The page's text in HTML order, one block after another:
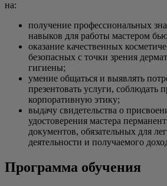
на:
получение профессиональных
навыков для работы мастером
оказание качественных
безопасных с точки зрения
гигиены;
умение общаться и выявлять
презентовать услуги, соблюдать
корпоративную этику;
выдачу свидетельства о
удостоверения мастера
документов, обязательных для
деятельности и получаемого
Программа обучения